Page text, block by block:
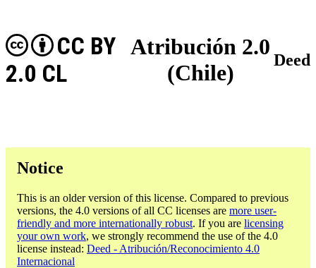
Atribución 2.0
(Chile)
CC BY
2.0 CL
Deed
Notice
This is an older version of this license. Compared to previous
versions, the 4.0 versions of all CC licenses are more user-
friendly and more internationally robust. If you are licensing
your own work, we strongly recommend the use of the 4.0
license instead: Deed - Atribución/Reconocimiento 4.0
Internacional